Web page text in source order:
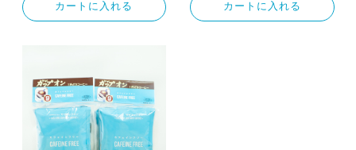
カートに入れる カートに入れる